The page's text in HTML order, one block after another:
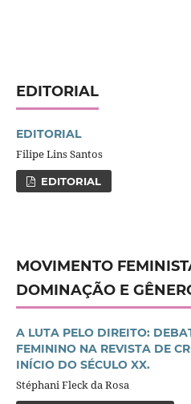
EDITORIAL
EDITORIAL
Filipe Lins Santos
EDITORIAL
MOVIMENTO
DOMINAÇÃO E
A LUTA PELO DIREITO:
FEMININO NA REVISTA DE
INÍCIO DO SÉCULO XX.
Stéphani Fleck da Rosa